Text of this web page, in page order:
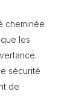
cheminée
les
sécurité
de